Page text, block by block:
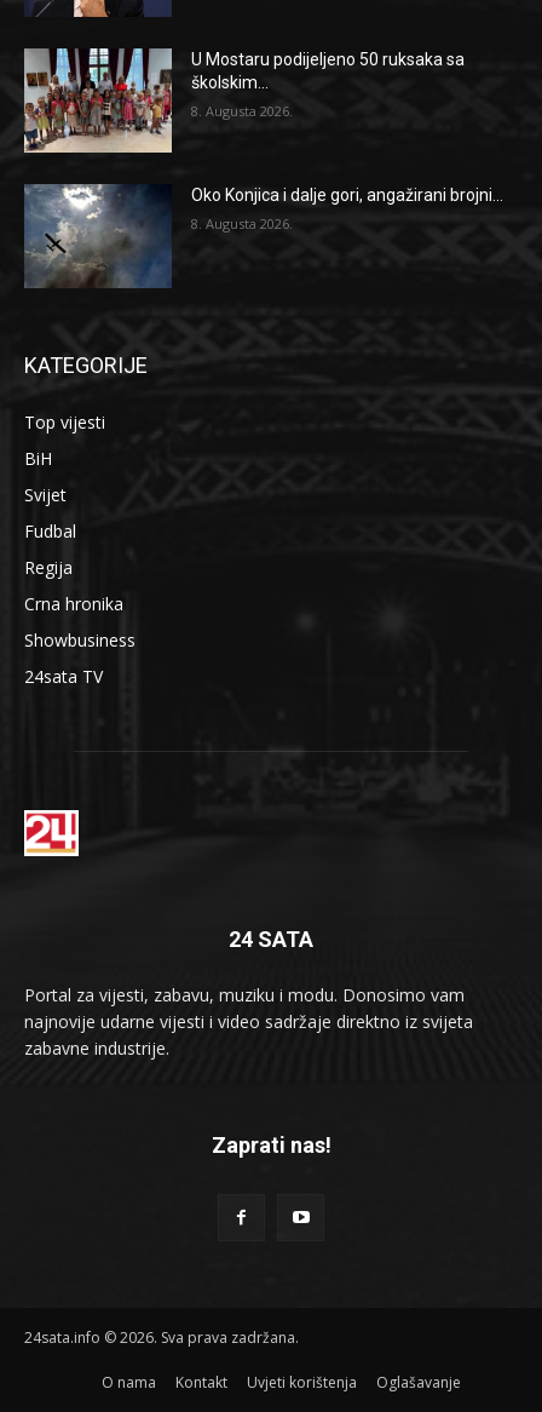
U Mostaru podijeljeno 50 ruksaka sa
školskim...
8. Augusta 2026.
Oko Konjica i dalje gori, angažirani brojni...
8. Augusta 2026.
KATEGORIJE
Top vijesti
BiH
Svijet
Fudbal
Regija
Crna hronika
Showbusiness
24sata TV
24 SATA
Portal za vijesti, zabavu, muziku i modu. Donosimo vam
najnovije udarne vijesti i video sadržaje direktno iz svijeta
zabavne industrije.
Zaprati nas!
24sata.info © 2026. Sva prava zadržana.
O nama Kontakt Uvjeti korištenja Oglašavanje